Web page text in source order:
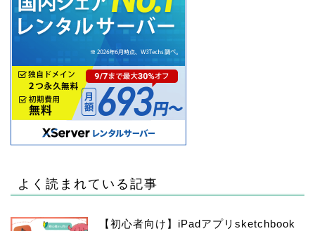
よく読まれている記事
【初心者向け】iPadアプリsketchbook